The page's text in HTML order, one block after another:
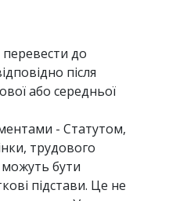
до
після
або середньої
- Статутом,
трудового
бути
підстави. Це не